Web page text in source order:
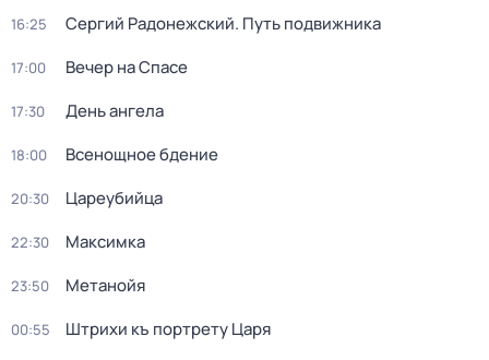
16:25 Сергий Радонежский. Путь подвижника
17:00 Вечер на Спасе
17:30 День ангела
18:00 Всенощное бдение
20:30 Цареубийца
22:30 Максимка
23:50 Метанойя
00:55 Штрихи къ портрету Царя